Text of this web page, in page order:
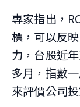
專家指出，
標，可以反
力，台股近
多月，指數
來評價公司